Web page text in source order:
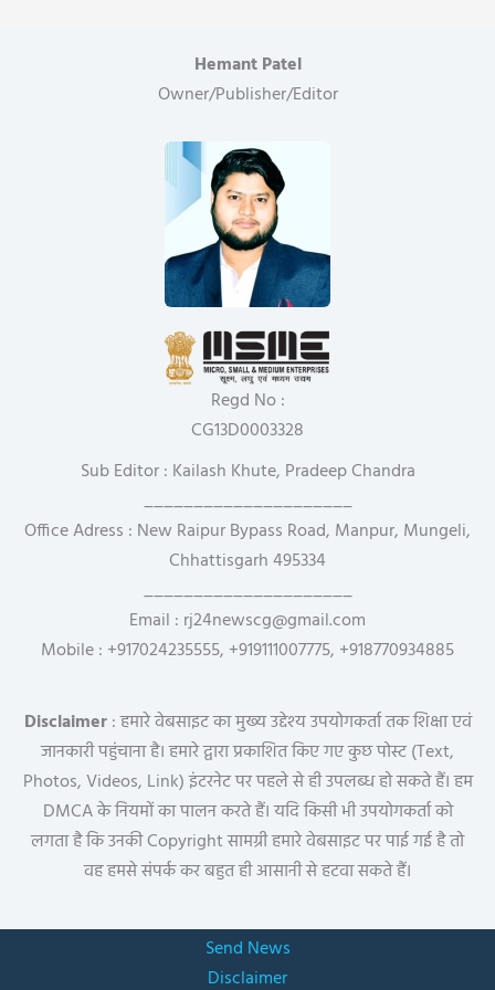
Hemant Patel
Owner/Publisher/Editor
Regd No :
CG13D0003328
Sub Editor : Kailash Khute, Pradeep Chandra
_____________________
Office Adress : New Raipur Bypass Road, Manpur, Mungeli,
Chhattisgarh 495334
_____________________
Email : rj24newscg@gmail.com
Mobile : +917024235555, +919111007775, +918770934885
Disclaimer: हमारे वेबसाइट का मुख्य उद्देश्य उपयोगकर्ता तक शिक्षा एवं
जानकारी पहुंचाना है। हमारे द्वारा प्रकाशित किए गए कुछ पोस्ट (Text,
Photos, Videos, Link) इंटरनेट पर पहले से ही उपलब्ध हो सकते हैं। हम
DMCA के नियमों का पालन करते हैं। यदि किसी भी उपयोगकर्ता को
लगता है कि उनकी Copyright सामग्री हमारे वेबसाइट पर पाई गई है तो
वह हमसे संपर्क कर बहुत ही आसानी से हटवा सकते हैं।
Send News
Disclaimer